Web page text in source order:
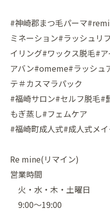
#神崎郡まつ毛パーマ
ミネーション#ラッシュリ
イリング#ワックス脱毛#
アバン#omeme#ラッシュ
テ＃カスマラパック
#福崎サロン#セルフ脱毛#
もぎ蒸し#フェムケア
#福崎町成人式#成人式メイ
Re mine(リマイン)
営業時間
火・水・木・土曜日
9:00〜19:00